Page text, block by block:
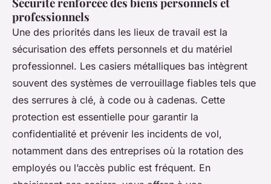
professionnels
Une des priorités dans les lieux de travail est la
sécurisation des effets personnels et du matériel
professionnel. Les casiers métalliques bas intègrent
souvent des systèmes de verrouillage fiables tels que
des serrures à clé, à code ou à cadenas. Cette
protection est essentielle pour garantir la
confidentialité et prévenir les incidents de vol,
notamment dans des entreprises où la rotation des
employés ou l’accès public est fréquent. En